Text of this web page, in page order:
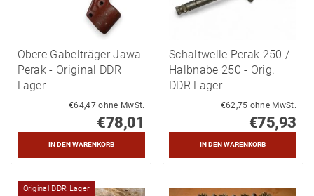
Obere Gabelträger Jawa
Perak - Original DDR
Lager
€64,47 ohne MwSt.
€78,01
Schaltwelle Perak 250 /
Halbnabe 250 - Orig.
DDR Lager
€62,75 ohne MwSt.
€75,93
Original DDR Lager